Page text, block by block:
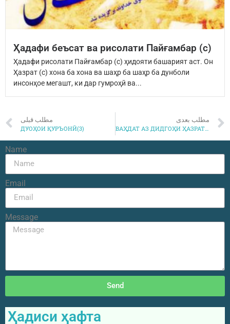
Ҳадафи беъсат ва рисолати Пайғамбар (с)
Ҳадафи рисолати Пайғамбар (с) ҳидояти башарият аст. Он
Ҳазрат (с) хона ба хона ва шаҳр ба шаҳр ба дунболи
инсонҳое мегашт, ки дар гумроҳӣ ва...
مطلب قبلی
ДУОҲОИ ҚУРЪОНӢ(3)
مطلب بعدی
ВАҲДАТ АЗ ДИДГОҲИ ҲАЗРАТИ АЛӢ(к)(2)
Name
Email
Message
Send
Ҳадиси ҳафта